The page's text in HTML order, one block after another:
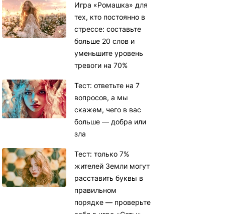
Игра «Ромашка» для
тех, кто постоянно в
стрессе: составьте
больше 20 слов и
уменьшите уровень
тревоги на 70%
Тест: ответьте на 7
вопросов, а мы
скажем, чего в вас
больше — добра или
зла
Тест: только 7%
жителей Земли могут
расставить буквы в
правильном
порядке — проверьте